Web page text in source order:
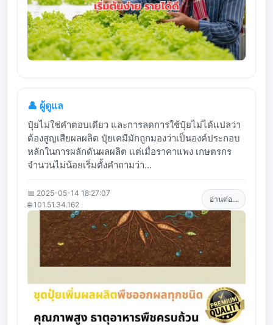
👤 ผู้ดูแล
ปุ๋ยไม่ใช่คำตอบเดียว และการลดการใช้ปุ๋ยไม่ได้แปลว่า
ต้องสูญเสียผลผลิต ปุ๋ยเคมีมักถูกมองว่าเป็นองค์ประกอบ
หลักในการผลักดันผลผลิต แต่เมื่อราคาแพง เกษตรกร
จำนวนไม่น้อยเริ่มตั้งคำถามว่า...
📅 2025-05-14 18:27:07
🌐 101.51.34.162
อ่านต่อ...